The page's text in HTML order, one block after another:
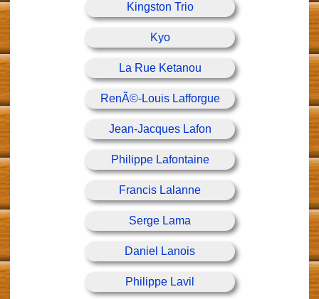
Kingston Trio
Kyo
La Rue Ketanou
RenÃ©-Louis Lafforgue
Jean-Jacques Lafon
Philippe Lafontaine
Francis Lalanne
Serge Lama
Daniel Lanois
Philippe Lavil